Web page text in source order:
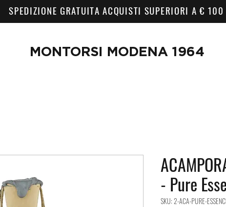
SPEDIZIONE GRATUITA ACQUISTI SUPERIORI A € 100
MONTORSI MODENA 1964
- Pure
SKU: 2-ACA-PURE-